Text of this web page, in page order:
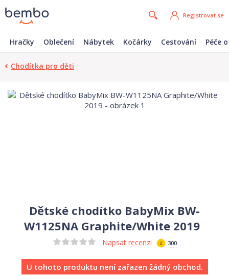
Registrovat se
Hračky Oblečení Nábytek Kočárky Cestování Péče
Chodítka pro děti
Dětské chodítko BabyMix BW-
W1125NA Graphite/White 2019
Napsat recenzi 300
U tohoto produktu není zařazen žádný obchod.